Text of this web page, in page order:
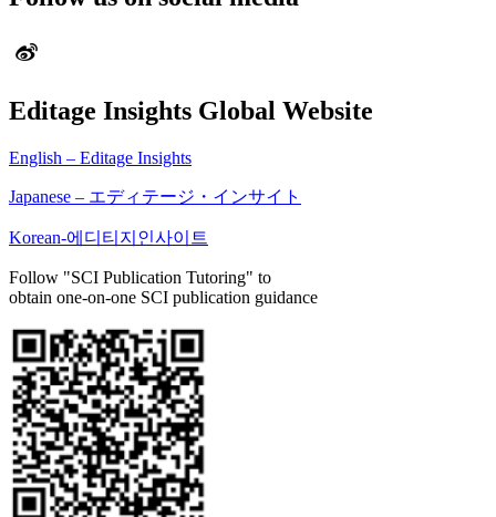
Editage Insights Global Website
English – Editage Insights
Japanese – エディテージ・インサイト
Korean-에디티지인사이트
Follow "SCI Publication Tutoring" to
obtain one-on-one SCI publication guidance